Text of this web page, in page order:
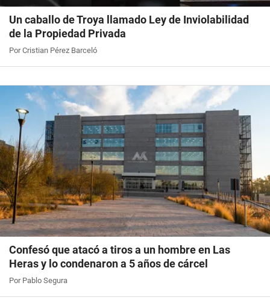
Un caballo de Troya llamado Ley de Inviolabilidad
de la Propiedad Privada
Por Cristian Pérez Barceló
Confesó que atacó a tiros a un hombre en Las
Heras y lo condenaron a 5 años de cárcel
Por Pablo Segura